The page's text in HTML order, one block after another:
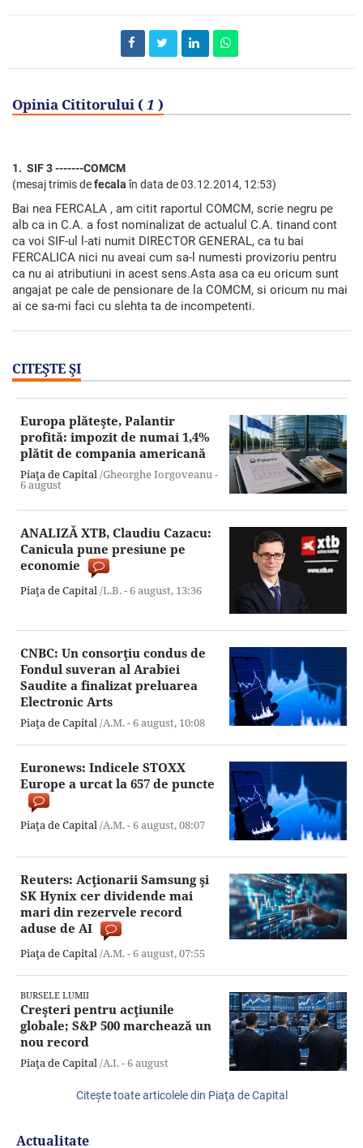
Opinia Cititorului (1 )
1. SIF 3 -------COMCM
(mesaj trimis defecala în data de03.12.2014, 12:53)
Bai nea FERCALA , am citit raportul COMCM, scrie negru pe
alb ca in C.A. a fost nominalizat de actualul C.A. tinand cont
ca voi SIF-ul l-ati numit DIRECTOR GENERAL, ca tu bai
FERCALICA nici nu aveai cum sa-l numesti provizoriu pentru
ca nu ai atributiuni in acest sens.Asta asa ca eu oricum sunt
angajat pe cale de pensionare de la COMCM, si oricum nu mai
ai ce sa-mi faci cu slehta ta de incompetenti.
CITEŞTE ŞI
Europa plăteşte, Palantir
profită: impozit de numai 1,4%
plătit de compania americană
Piaţa de Capital/Gheorghe Iorgoveanu -
6 august
ANALIZĂ XTB, Claudiu Cazacu:
Canicula pune presiune pe
economie
Piaţa de Capital/L.B. -6 august, 13:36
CNBC: Un consorţiu condus de
Fondul suveran al Arabiei
Saudite a finalizat preluarea
Electronic Arts
Piaţa de Capital/A.M. -6 august, 10:08
Euronews: Indicele STOXX
Europe a urcat la 657 de puncte
Piaţa de Capital/A.M. -6 august,08:07
Reuters: Acţionarii Samsung şi
SK Hynix cer dividende mai
mari din rezervele record
aduse de AI
Piaţa de Capital/A.M. -6 august,07:55
BURSELE LUMII
Creşteri pentru acţiunile
globale; S&P 500 marchează un
nou record
Piaţa de Capital/A.I. -6 august
Citeşte toate articolele din Piaţa de Capital
Actualitate